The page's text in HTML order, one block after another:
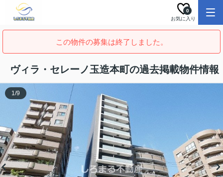
お気に入り
0
この物件の募集は終了しました。
ヴィラ・セレーノ玉造本町の過去掲載物件情報
1/9